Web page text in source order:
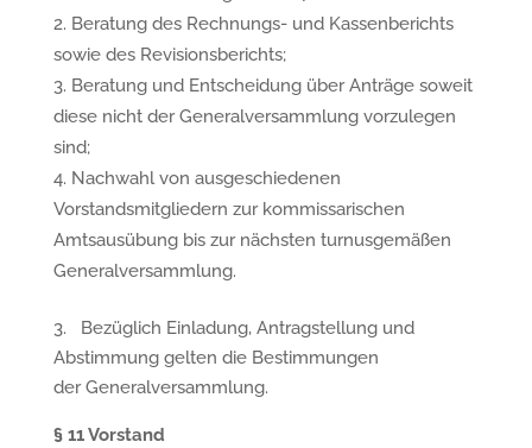
Beratung des Rechnungs- und Kassenberichts
sowie des Revisionsberichts;
Beratung und Entscheidung über Anträge soweit
diese nicht der Generalversammlung vorzulegen
sind;
Nachwahl von ausgeschiedenen
Vorstandsmitgliedern zur kommissarischen
Amtsausübung bis zur nächsten turnusgemäßen
Generalversammlung.
3. Bezüglich Einladung, Antragstellung und
Abstimmung gelten die Bestimmungen
der Generalversammlung.
§11 Vorstand